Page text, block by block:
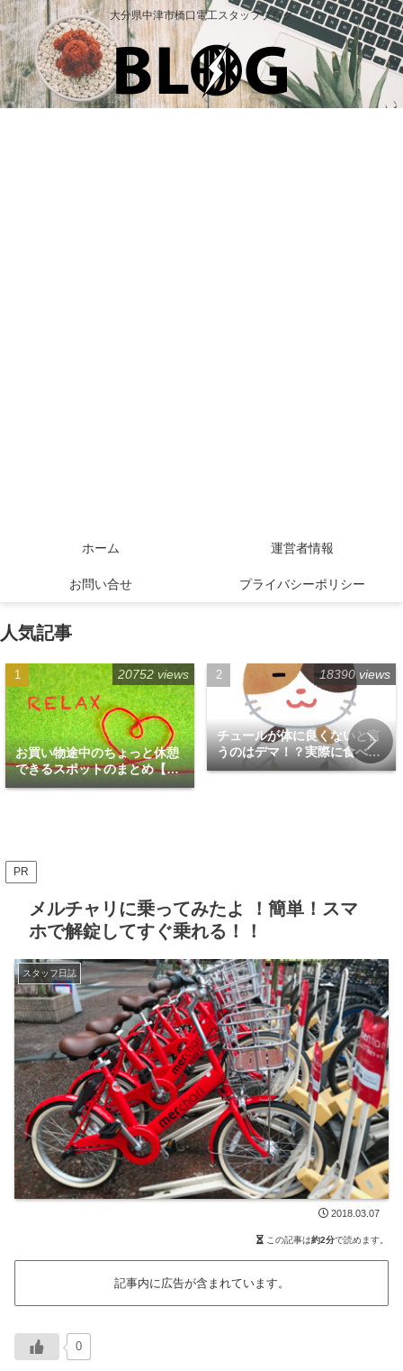
大分県中津市橋口電工スタッフブログ
ホーム 運営者情報
お問い合せ プライバシーポリシー
人気記事
お買い物途中のちょっと休憩
できるスポットのまとめ【福
岡天神エリア編】
20752 views
チュールが体に良くないと言
うのはデマ！？実際に食べて
みた！
18390 views
PR
メルチャリに乗ってみたよ ！簡単！スマ
ホで解錠してすぐ乗れる！！
スタッフ日誌
2018.03.07
この記事は約2分で読めます。
記事内に広告が含まれています。
0